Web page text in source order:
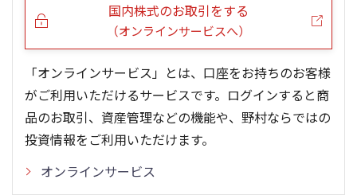
国内株式のお取引をする
（オンラインサービスへ）
「オンラインサービス」とは、口座をお持ちのお客様
がご利用いただけるサービスです。ログインすると商
品のお取引、資産管理などの機能や、野村ならではの
投資情報をご利用いただけます。
オンラインサービス